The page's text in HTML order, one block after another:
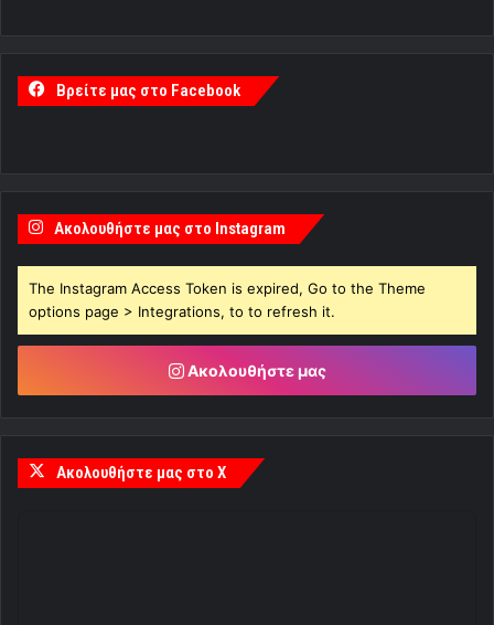
Βρείτε μας στο Facebook
Ακολουθήστε μας στο Instagram
The Instagram Access Token is expired, Go to the Theme
options page > Integrations, to to refresh it.
Ακολουθήστε μας
Ακολουθήστε μας στο X